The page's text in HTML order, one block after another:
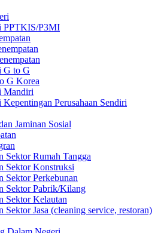
PPTKIS/P3MI
G to G
G Korea
Mandiri
Kepentingan Perusahaan Sendiri
Jaminan Sosial
Sektor Rumah Tangga
Sektor Konstruksi
Sektor Perkebunan
Sektor Pabrik/Kilang
Sektor Kelautan
Sektor Jasa (cleaning service, restoran)